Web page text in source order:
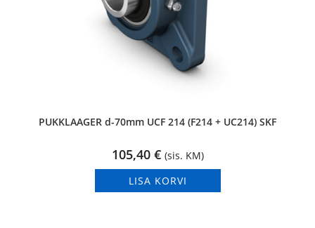
PUKKLAAGER d-70mm UCF 214 (F214 + UC214) SKF
105,40 € (sis. KM)
LISA KORVI